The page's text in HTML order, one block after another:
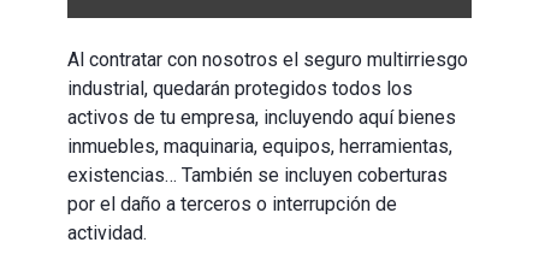
Al contratar con nosotros el seguro multirriesgo
industrial, quedarán protegidos todos los
activos de tu empresa, incluyendo aquí bienes
inmuebles, maquinaria, equipos, herramientas,
existencias… También se incluyen coberturas
por el daño a terceros o interrupción de
actividad.